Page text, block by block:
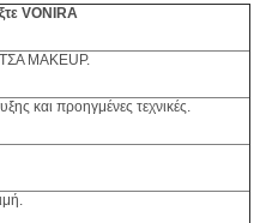
VONIRA
MAKEUP.
και προηγμένες τεχνικές.